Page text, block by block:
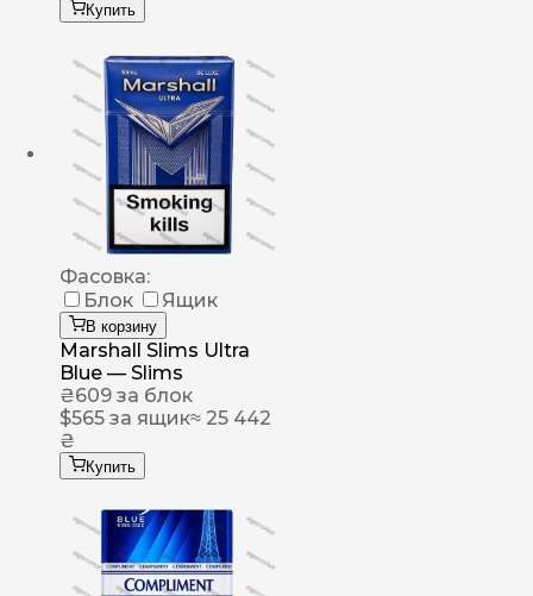
Купить
Фасовка:
Блок
Ящик
В корзину
Marshall Slims Ultra
Blue — Slims
₴609 за блок
$565 за ящик≈ 25 442
₴
Купить